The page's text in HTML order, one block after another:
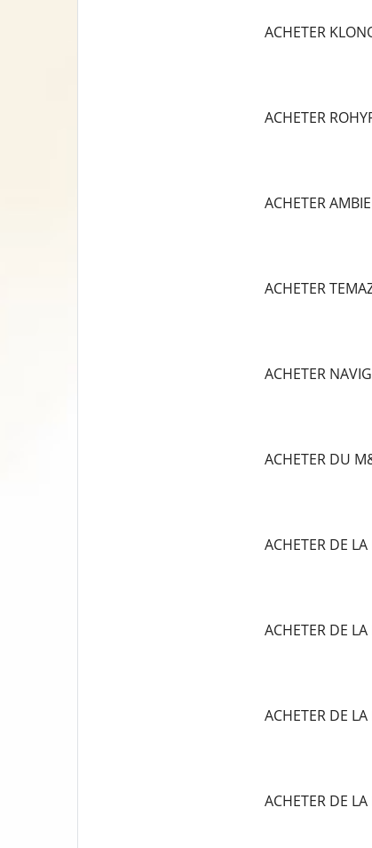
ACHETER
ACHETER
ACHETER
ACHETER
ACHETER
ACHETER DU
ACHETER DE
ACHETER DE
ACHETER DE
ACHETER DE